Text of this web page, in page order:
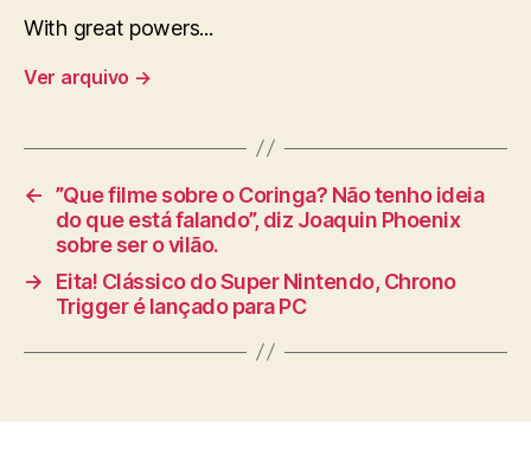
With great powers...
Ver arquivo →
← ”Que filme sobre o Coringa? Não tenho ideia
do que está falando”, diz Joaquin Phoenix
sobre ser o vilão.
→
Eita! Clássico do Super Nintendo, Chrono
Trigger é lançado para PC